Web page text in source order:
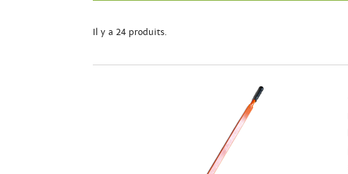
Il y a 24 produits.